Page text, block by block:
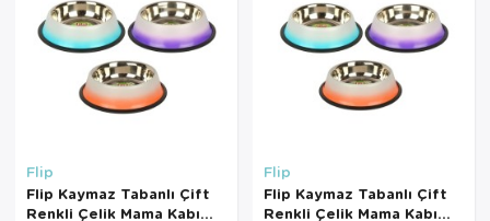
Flip
Flip Kaymaz Tabanlı Çift
Renkli Çelik Mama Kabı
Flip
Flip Kaymaz Tabanlı Çift
Renkli Çelik Mama Kabı